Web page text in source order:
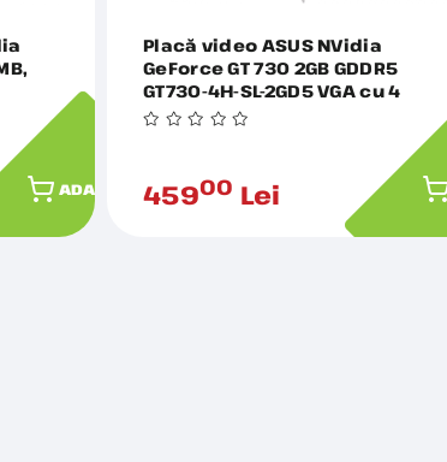
ADAUGĂ ÎN COȘ
Placă video ASUS NVidia
GeForce GT 730 2GB GDDR5
GT730-4H-SL-2GD5 VGA cu 4
porturi HDMI și răcire pasivă
productivitatea silențioasă pe
mai multe monitoare, PCIe 2.0,
4xHDMI 1.4b
45900 Lei